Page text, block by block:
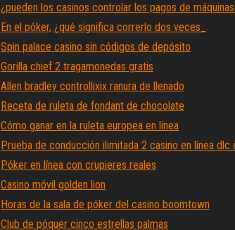
¿pueden los casinos controlar los pagos de máquinas
En el póker, ¿qué significa correrlo dos veces_
Spin palace casino sin códigos de depósito
Gorilla chief 2 tragamonedas gratis
Allen bradley controllixix ranura de llenado
Receta de ruleta de fondant de chocolate
Cómo ganar en la ruleta europea en línea
Prueba de conducción ilimitada 2 casino en línea dlc
Póker en línea con crupieres reales
Casino móvil golden lion
Horas de la sala de póker del casino boomtown
Club de póquer cinco estrellas palmas